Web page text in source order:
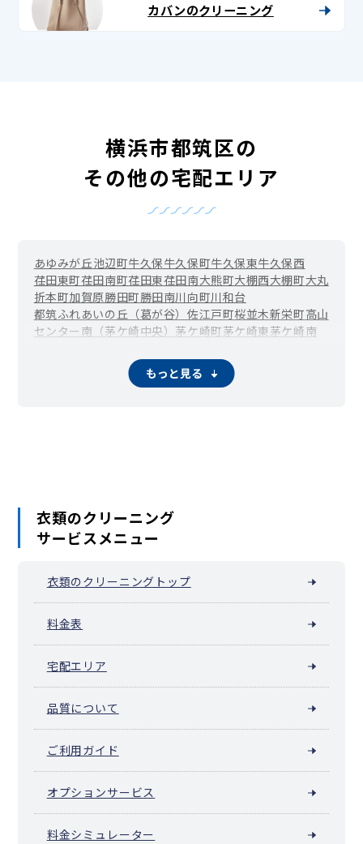
カバンのクリーニング
横浜市都筑区の
その他の宅配エリア
あゆみが丘池辺町牛久保牛久保町牛久保東牛久保西
荏田東町荏田南町荏田東荏田南大熊町大棚西大棚町大丸
折本町加賀原勝田町勝田南川向町川和台
都筑ふれあいの丘（葛が谷） 佐江戸町桜並木新栄町高山
センター南（茅ケ崎中央） 茅ケ崎町茅ケ崎東茅ケ崎南
東山田駅周辺（東山田町） 平台富士見が丘
もっと見る
衣類のクリーニング
サービスメニュー
衣類のクリーニングトップ
料金表
宅配エリア
品質について
ご利用ガイド
オプションサービス
料金シミュレーター